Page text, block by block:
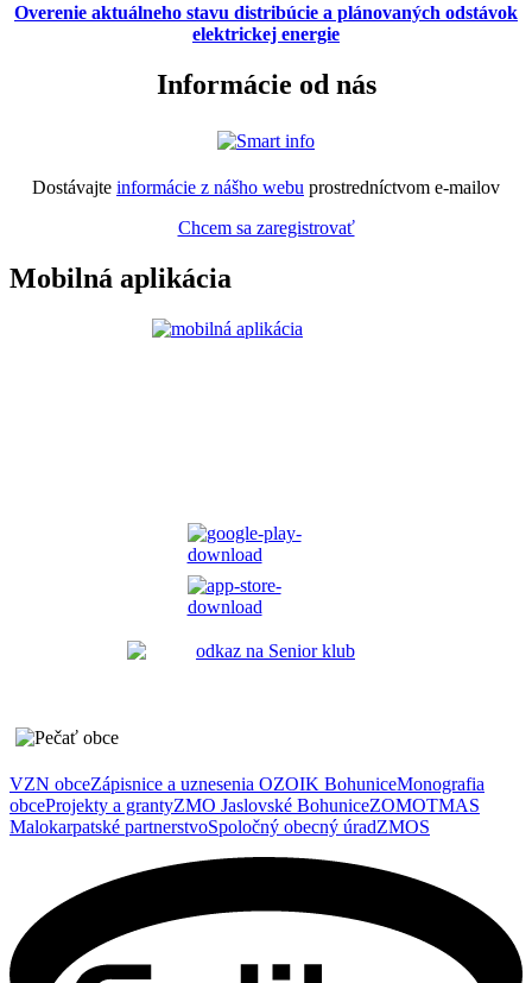
Overenie aktuálneho stavu distribúcie a plánovaných odstávok
elektrickej energie
Informácie od nás
Dostávajte informácie z nášho webu prostredníctvom e-mailov
Chcem sa zaregistrovať
Mobilná aplikácia
VZN obceZápisnice a uznesenia OZOIK BohuniceMonografia
obceProjekty a grantyZMO Jaslovské BohuniceZOMOTMAS
Malokarpatské partnerstvoSpoločný obecný úradZMOS